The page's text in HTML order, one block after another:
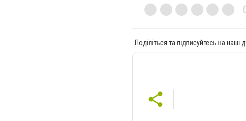
Поділіться та підписуйтесь на наші